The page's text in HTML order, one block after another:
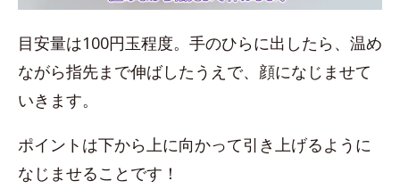
目安量は100円玉程度。手のひらに出したら、温め
ながら指先まで伸ばしたうえで、顔になじませて
いきます。
ポイントは下から上に向かって引き上げるように
なじませることです！